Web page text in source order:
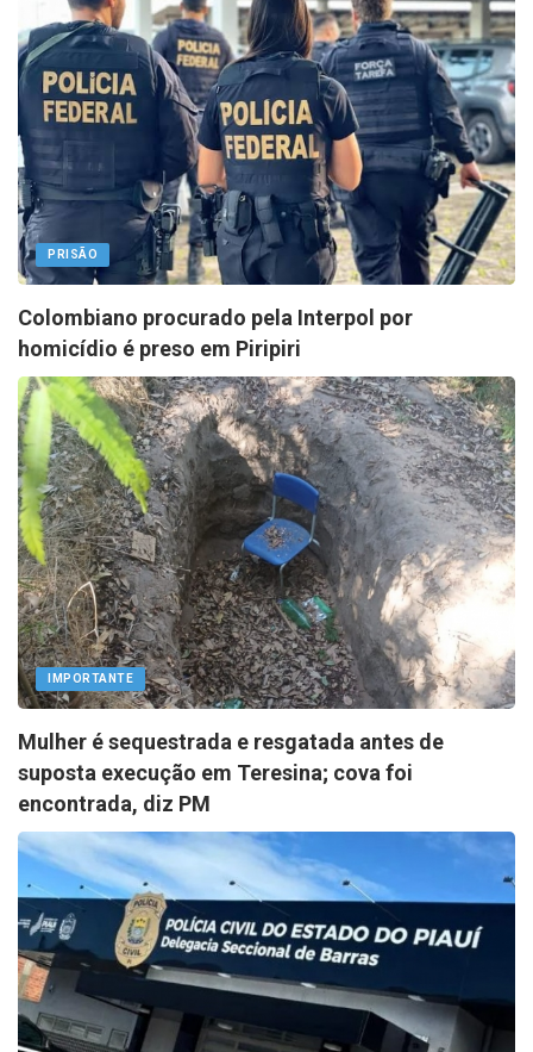
PRISÃO
Colombiano procurado pela Interpol por
homicídio é preso em Piripiri
IMPORTANTE
Mulher é sequestrada e resgatada antes de
suposta execução em Teresina; cova foi
encontrada, diz PM